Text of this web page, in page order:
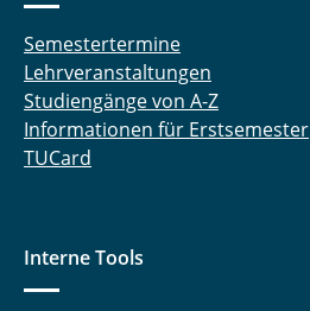
Semestertermine
Lehrveranstaltungen
Studiengänge von A-Z
Informationen für Erstsemester
TUCard
Interne Tools